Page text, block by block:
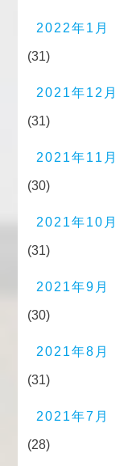
2022年1月
(31)
2021年12月
(31)
2021年11月
(30)
2021年10月
(31)
2021年9月
(30)
2021年8月
(31)
2021年7月
(28)